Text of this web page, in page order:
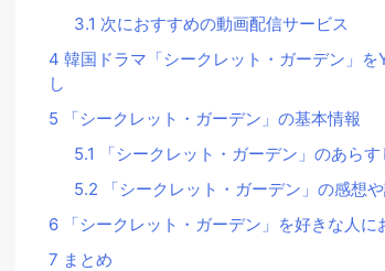
3.1 次におすすめの動画配信サービス
4 韓国ドラマ「シークレット・ガーデン」
し
5 「シークレット・ガーデン」の基本情報
5.1 「シークレット・ガーデン」のあら
5.2 「シークレット・ガーデン」の感想
6 「シークレット・ガーデン」を好きな人
7 まとめ